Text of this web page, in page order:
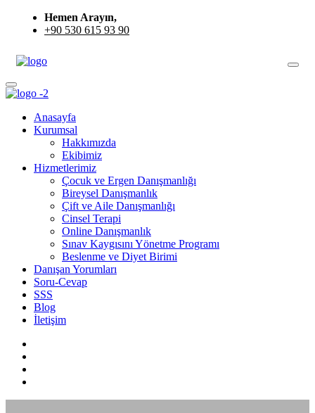
Hemen Arayın,
+90 530 615 93 90
Anasayfa
Kurumsal
Hakkımızda
Ekibimiz
Hizmetlerimiz
Çocuk ve Ergen Danışmanlığı
Bireysel Danışmanlık
Çift ve Aile Danışmanlığı
Cinsel Terapi
Online Danışmanlık
Sınav Kaygısını Yönetme Programı
Beslenme ve Diyet Birimi
Danışan Yorumları
Soru-Cevap
SSS
Blog
İletişim